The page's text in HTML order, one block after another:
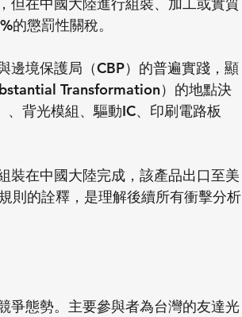
但在中國大陸進行組裝、加工或實質
的懲罰性關稅。
邊境保護局（CBP）的普遍實踐，顯
Transformation）的地點決
背光模組、驅動IC、印刷電路板
裝在中國大陸完成，該產品出口至美
則的詮釋，是理解後續所有衝擊分析
爭態勢。主要參與者為台灣的友達光